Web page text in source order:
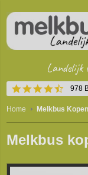
4.4
star
rating
978
Landelijk
Home Melkbus Kopen
Melkbus